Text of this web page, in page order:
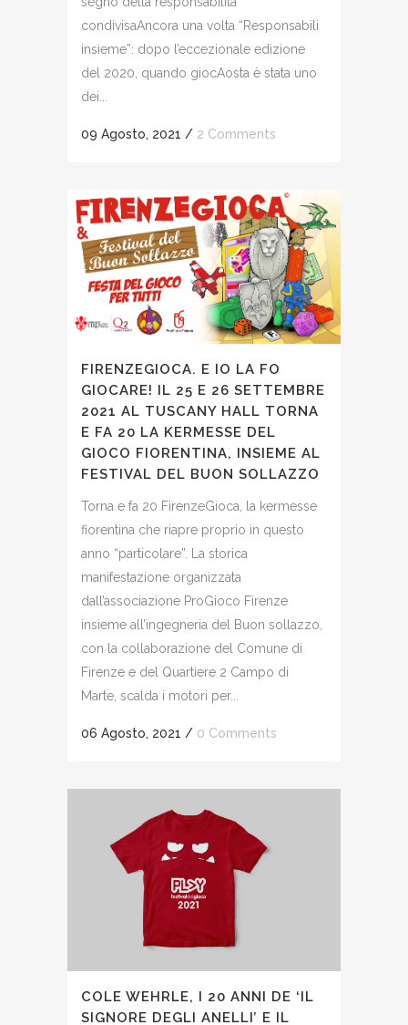
condivisaAncora una volta “Responsabili
insieme”: dopo l’eccezionale edizione
del 2020, quando giocAosta è stata uno
dei...
09 Agosto, 2021 / 2 Comments
FIRENZEGIOCA. E IO LA FO
GIOCARE! IL 25 E 26 SETTEMBRE
2021 AL TUSCANY HALL TORNA
E FA 20 LA KERMESSE DEL
GIOCO FIORENTINA, INSIEME AL
FESTIVAL DEL BUON SOLLAZZO
Torna e fa 20 FirenzeGioca, la kermesse
fiorentina che riapre proprio in questo
anno “particolare”. La storica
manifestazione organizzata
dall’associazione ProGioco Firenze
insieme all’ingegneria del Buon sollazzo,
con la collaborazione del Comune di
Firenze e del Quartiere 2 Campo di
Marte, scalda i motori per...
06 Agosto, 2021 / 0 Comments
COLE WEHRLE, I 20 ANNI DE ‘IL
SIGNORE DEGLI ANELLI’ E IL